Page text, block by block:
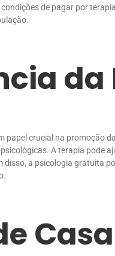
de pagar por
da
papel crucial na promoção
A terapia pode
disso, a psicologia gratuita